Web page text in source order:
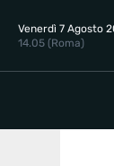
Venerdì 7 Agosto
14.05 (Roma)